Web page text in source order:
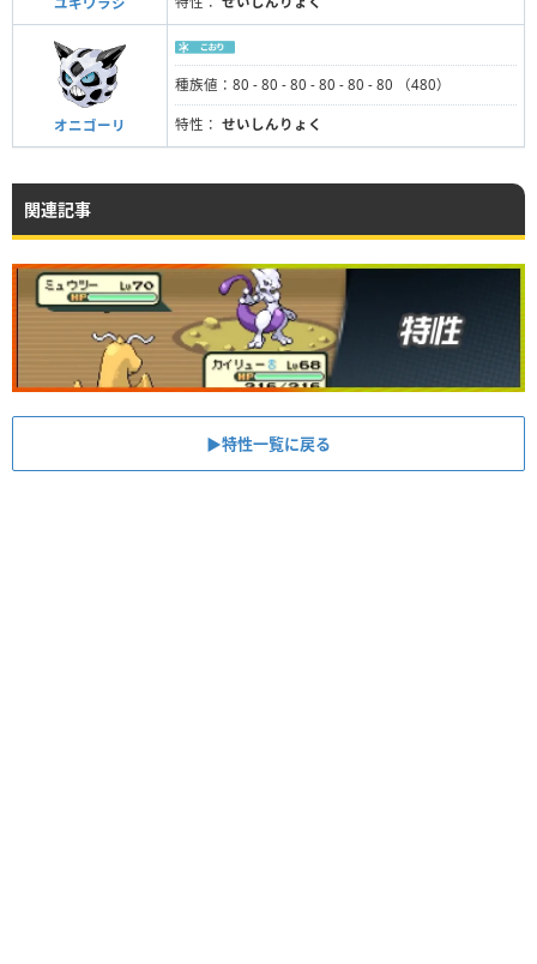
オニゴーリ
種族値：80 - 80 - 80 - 80 - 80 - 80 （480）
特性： せいしんりょく
関連記事
▶︎特性一覧に戻る